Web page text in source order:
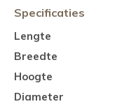
Specificaties
Lengte
Breedte
Hoogte
Diameter